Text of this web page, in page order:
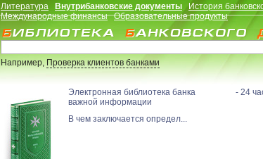
Литература Внутрибанковские документы История
Международные финансы
Образовательные продукты
Например,Проверка клиентов банками
Электронная библиотека банка - 24 часа
важной информации
В чем заключается определ...